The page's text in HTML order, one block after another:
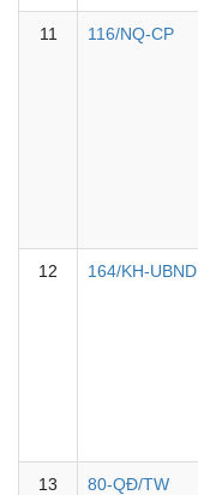
11 116/NQ-CP
12 164/KH-UBND
13 80-QĐ/TW